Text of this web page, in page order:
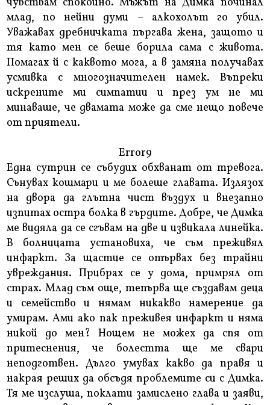
млад, по нейни думи – алкохолът го убил.
Уважавах дребничката пъргава жена, защото и
тя като мен се беше борила сама с живота.
Помагах й с каквото мога, а в замяна получавах
усмивка с многозначителен намек. Въпреки
искрените ми симпатии и през ум не ми
минаваше, че двамата може да сме нещо повече
от приятели.
Error9
Една сутрин се събудих обхванат от тревога.
Сънувах кошмари и ме болеше главата. Излязох
на двора да глътна чист въздух и внезапно
изпитах остра болка в гърдите. Добре, че Димка
ме видяла да се сгъвам на две и извикала линейка.
В болницата установиха, че съм преживял
инфаркт. За щастие се отървах без трайни
увреждания. Прибрах се у дома, примрял от
страх. Млад съм още, тепърва ще създавам деца
и семейство и нямам никакво намерение да
умирам. Ами ако пак преживея инфаркт и няма
никой до мен? Нощем не можех да спя от
притеснения, че болестта ще ме свари
неподготвен. Дълго умувах какво да правя и
накрая реших да обсъдя проблемите си с Димка.
Тя ме изслуша, поклати замислено глава и заяви,